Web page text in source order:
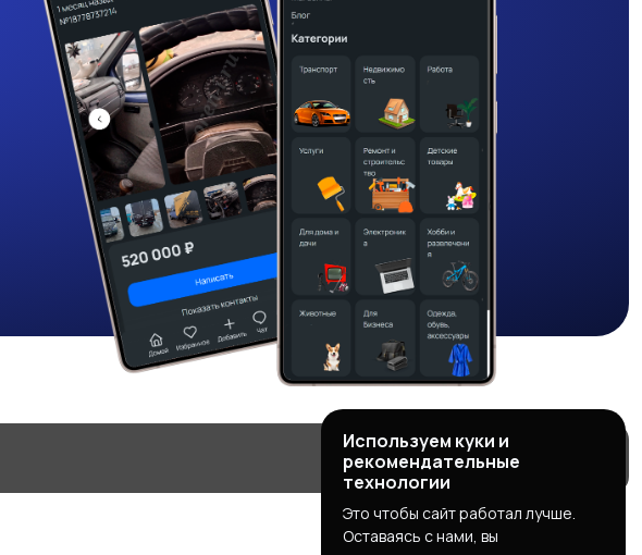
Используем куки и
рекомендательные
технологии
Это чтобы сайт работал лучше.
Оставаясь с нами, вы